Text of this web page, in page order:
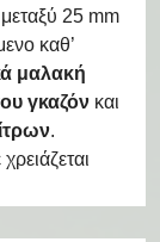
25 mm
καθ’
μαλακή
γκαζόν και
.